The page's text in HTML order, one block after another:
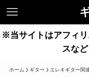
※当サイトはアフィ
スな
ホーム ギター エレキギター関